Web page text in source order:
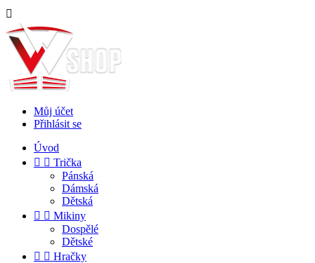

Můj účet
Přihlásit se
Úvod
  Trička
Pánská
Dámská
Dětská
  Mikiny
Dospělé
Dětské
  Hračky